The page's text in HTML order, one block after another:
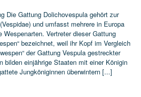
Die Gattung Dolichovespula gehört zur
und umfasst mehrere in Europa
Wespenarten. Vertreter dieser Gattung
bezeichnet, weil ihr Kopf im Vergleich
der Gattung Vespula gestreckter
bilden einjährige Staaten mit einer Königin
Jungköniginnen überwintern [...]